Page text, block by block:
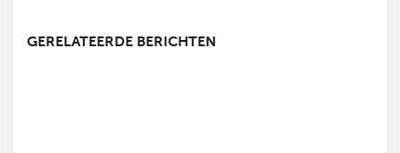
GERELATEERDE BERICHTEN